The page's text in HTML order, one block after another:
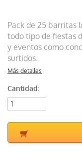
Pack de 25 barritas
todo tipo de fiestas
y eventos como
surtidos.
Más detalles
Cantidad: